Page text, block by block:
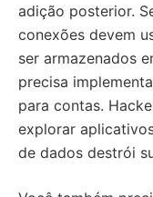
adição posterior.
conexões devem
ser armazenados
precisa
para contas.
explorar
de dados destrói